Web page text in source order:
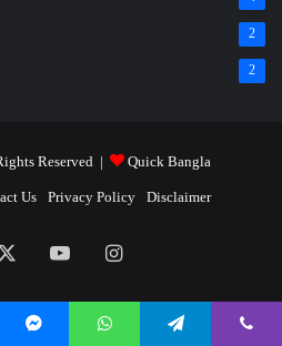
2
2
Reserved | Quick Bangla
Us Privacy Policy Disclaimer
YouTubeInstagram